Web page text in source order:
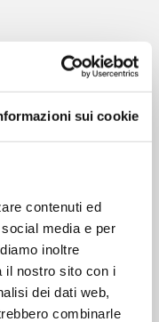
sui cookie
contenuti ed
media e per
inoltre
il nostro sito con i
dei dati web,
combinarle